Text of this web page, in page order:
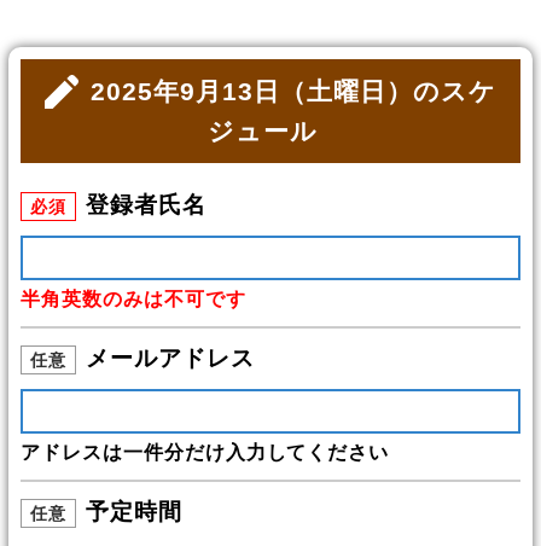
2025年9月13日（土曜日）のスケ
ジュール
必須 登録者氏名
半角英数のみは不可です
任意 メールアドレス
アドレスは一件分だけ入力してください
任意 予定時間